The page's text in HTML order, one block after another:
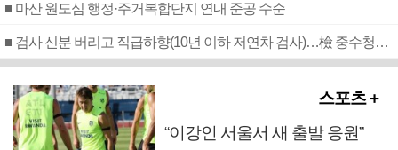
■ 마산 원도심 행정·주거복합단지 연내 준공 수순
■ 검사 신분 버리고 직급하향(10년 이하 저연차 검사)…檢 중수청행 기피
스포츠 +
“이강인 서울서 새 출발 응원”